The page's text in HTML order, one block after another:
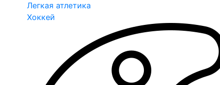
Легкая атлетика
Хоккей